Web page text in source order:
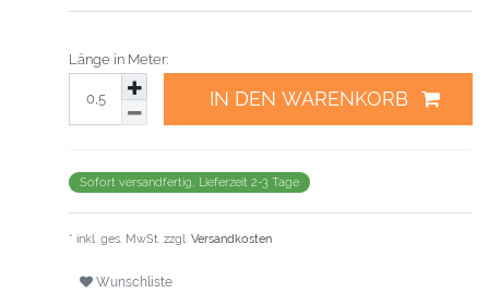
Länge in Meter:
IN DEN WARENKORB
Sofort versandfertig, Lieferzeit 2-3 Tage
* inkl. ges. MwSt. zzgl. Versandkosten
Wunschliste